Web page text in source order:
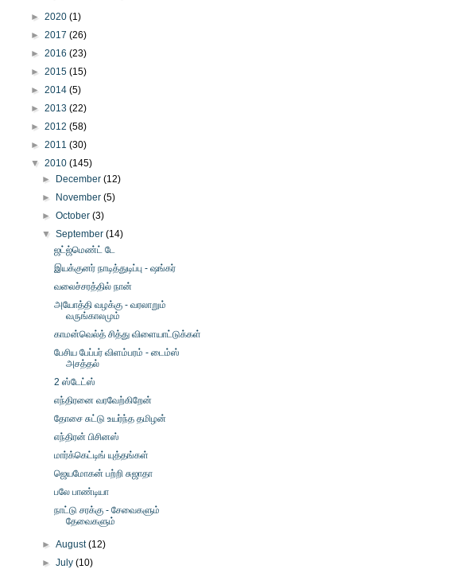
► 2020 (1)
► 2017 (26)
► 2016 (23)
► 2015 (15)
► 2014 (5)
► 2013 (22)
► 2012 (58)
► 2011 (30)
▼ 2010 (145)
►
December(12)
►
November(5)
►October(3)
▼September(14)
ஜட்ஜ்மெண்ட் டே
இயக்குனர் நாடித்துடிப்பு - ஷங்கர்
வலைச்சரத்தில் நான்
அயோத்தி வழக்கு - வரலாறும்
வருங்காலமும்
காமன்வெல்த் சித்து விளையாட்டுக்கள்
பேசிய பேப்பர் விளம்பரம் - டைம்ஸ்
அசத்தல்
2 ஸ்டேட்ஸ்
எந்திரனை வரவேற்கிறேன்
தோசை சுட்டு உயர்ந்த தமிழன்
எந்திரன் பிசினஸ்
மார்க்கெட்டிங் யுத்தங்கள்
ஜெயமோகன் பற்றி சுஜாதா
பலே பாண்டியா
நாட்டு சரக்கு - சேவைகளும்
தேவைகளும்
►August(12)
►July(10)